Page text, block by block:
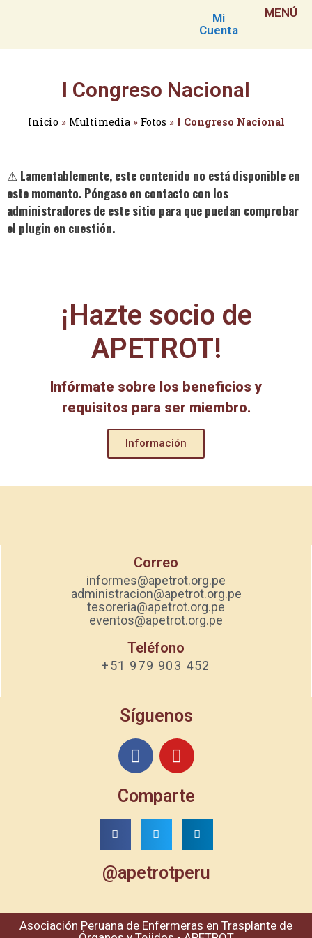
Mi
Cuenta
MENÚ
I Congreso Nacional
Inicio » Multimedia» Fotos » I Congreso Nacional
⚠ Lamentablemente, este contenido no está disponible en
este momento. Póngase en contacto con los
administradores de este sitio para que puedan comprobar
el plugin en cuestión.
¡Hazte socio de
APETROT!
Infórmate sobre los beneficios y
requisitos para ser miembro.
Información
Correo
informes@apetrot.org.pe
administracion@apetrot.org.pe
tesoreria@apetrot.org.pe
eventos@apetrot.org.pe
Teléfono
+51 979 903 452
Síguenos
Comparte
@apetrotperu
Asociación Peruana de Enfermeras en Trasplante de